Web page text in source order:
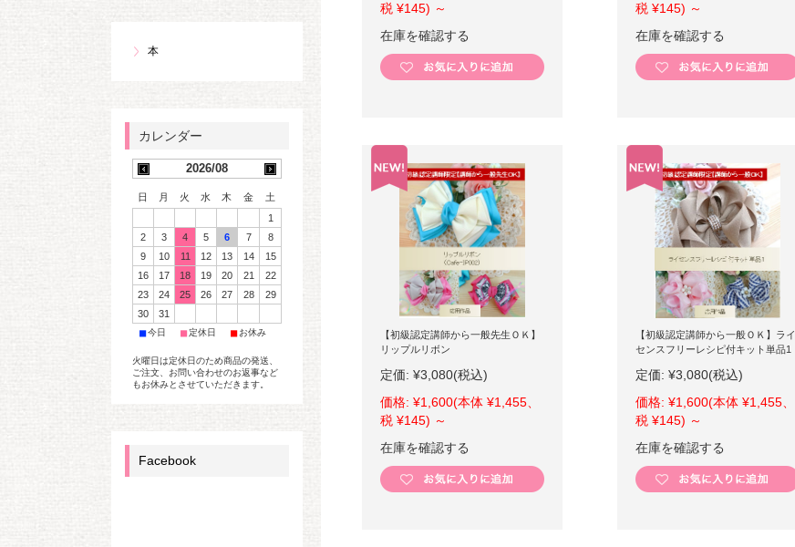
税 ¥145) ～
在庫を確認する
税 ¥145) ～
在庫を確認する
【初級認定講師から一般先生ＯＫ】
リップルリボン
定価: ¥3,080(税込)
価格: ¥1,600(本体 ¥1,455、
税 ¥145) ～
在庫を確認する
【初級認定講師から一般ＯＫ】ライ
センスフリーレシピ付キット単品1
定価: ¥3,080(税込)
価格: ¥1,600(本体 ¥1,455、
税 ¥145) ～
在庫を確認する
本
2026/08
日 月 火 水 木 金
土
1
2
3 4 5 6 7
8
9
10 11 12 13 14
15
16
17 18 19 20 21
22
23
24 25 26 27 28
29
30
31
■ 今日 ■ 定休日 ■ お休み
火曜日は定休日のため商品の発送、
ご注文、お問い合わせのお返事など
もお休みとさせていただきます。
Facebook